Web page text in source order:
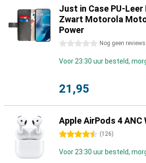
Just in Case PU-Leer
Zwart Motorola
Power
0 sterren Nog geen reviews
Voor 23:30 uur besteld,
21,95
Apple AirPods 4 ANC
4.5 sterren (126)
Voor 23:30 uur besteld,